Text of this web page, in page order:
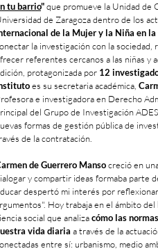
tu barrio"que promueve la Unidad de
de Zaragoza dentro de los
de la Mujer y la Niña en la
la investigación con la sociedad,
referentes cercanos a las niñas y
protagonizada por 12
es su secretaria académica,
e investigadora en Derecho
del Grupo de Investigación
formas de gestión pública de
de la contratación.
de Guerrero Mansocreció en
y compartir ideas formaba parte
despertó mi interés por
Hoy trabaja en el ámbito del
social que analizacómo las
vida diaria a través de la
entre sí: urbanismo, medio